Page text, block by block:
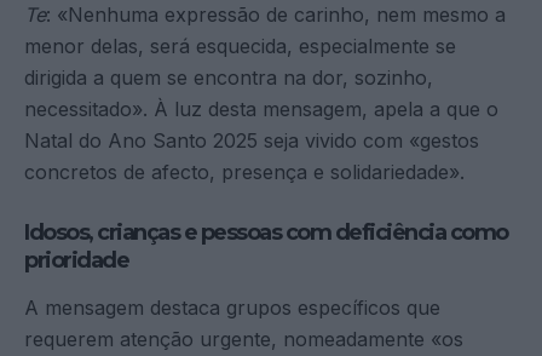
Te: «Nenhuma expressão de carinho, nem mesmo a
menor delas, será esquecida, especialmente se
dirigida a quem se encontra na dor, sozinho,
necessitado». À luz desta mensagem, apela a que o
Natal do Ano Santo 2025 seja vivido com «gestos
concretos de afecto, presença e solidariedade».
Idosos, crianças e pessoas com deficiência como
prioridade
A mensagem destaca grupos específicos que
requerem atenção urgente, nomeadamente «os